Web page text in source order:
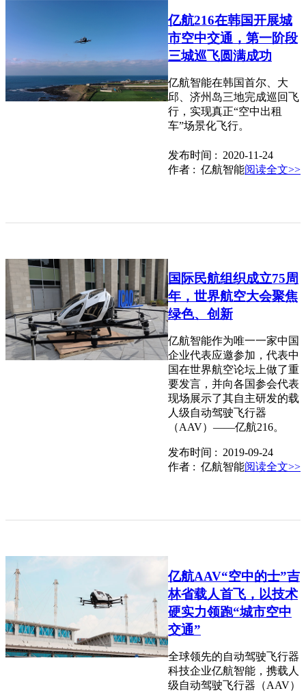
亿航216在韩国开展城
市空中交通，第一阶段
三城巡飞圆满成功
亿航智能在韩国首尔、大
邱、济州岛三地完成巡回飞
行，实现真正“空中出租
车”场景化飞行。
发布时间 : 2020-11-24
作者 : 亿航智能阅读全文>>
国际民航组织成立75周
年，世界航空大会聚焦
绿色、创新
亿航智能作为唯一一家中国
企业代表应邀参加，代表中
国在世界航空论坛上做了重
要发言，并向各国参会代表
现场展示了其自主研发的载
人级自动驾驶飞行器
（AAV）——亿航216​。
发布时间 : 2019-09-24
作者 : 亿航智能阅读全文>>
亿航AAV“空中的士”吉
林省载人首飞，以技术
硬实力领跑“城市空中
交通”
全球领先的自动驾驶飞行器
科技企业亿航智能，携载人
级自动驾驶飞行器（AAV）